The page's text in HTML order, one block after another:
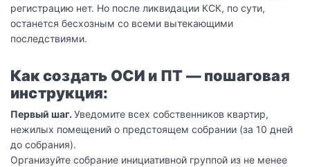
регистрацию нет. Но после ликвидации КСК, по сути,
останется бесхозным со всеми вытекающими
последствиями.
Как создать ОСИ и ПТ — пошаговая
инструкция:
Первый шаг. Уведомите всех собственников квартир,
нежилых помещений о предстоящем собрании (за 10 дней
до собрания).
Организуйте собрание инициативной группой из не менее